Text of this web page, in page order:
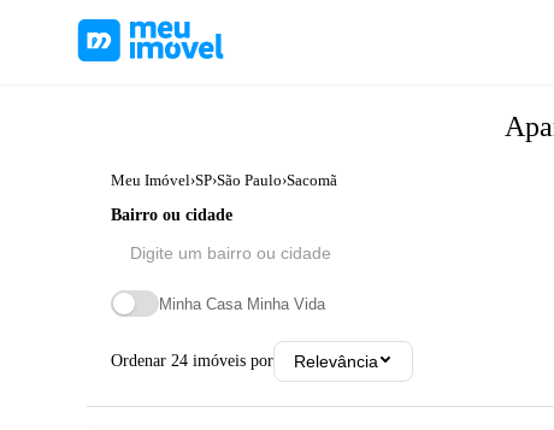
Meu Imóvel›SP›São Paulo›Sacomã
Bairro ou cidade
Minha Casa Minha Vida
Ordenar 24 imóveis por Relevância